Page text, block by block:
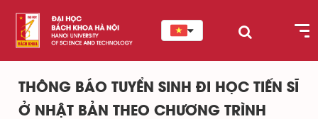
THÔNG BÁO TUYỂN SINH ĐI HỌC TIẾN SĨ
Ở NHẬT BẢN THEO CHƯƠNG TRÌNH